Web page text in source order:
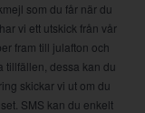
som du får när du
vi ett utskick från vår
fram till julafton och
tillfällen, dessa kan du
skickar vi ut om du
SMS kan du enkelt